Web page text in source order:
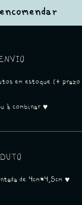
encomendar
em estoque (+ prazo
à combinar ♥
de 4cm*4,5cm ♥